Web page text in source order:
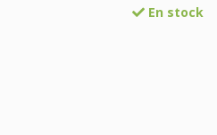
En stock